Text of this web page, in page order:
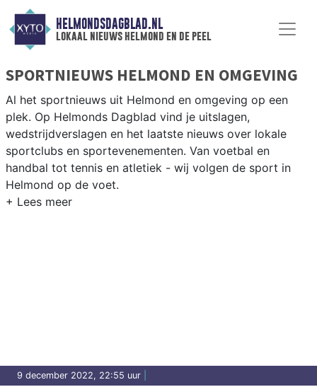
HELMONDSDAGBLAD.NL
lokaal nieuws helmond en de peel
SPORTNIEUWS HELMOND EN OMGEVING
Al het sportnieuws uit Helmond en omgeving op een
plek. Op Helmonds Dagblad vind je uitslagen,
wedstrijdverslagen en het laatste nieuws over lokale
sportclubs en sportevenementen. Van voetbal en
handbal tot tennis en atletiek - wij volgen de sport in
Helmond op de voet.
9 december 2022, 22:55 uur